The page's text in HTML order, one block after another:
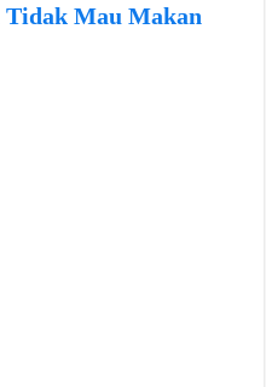
Tidak Mau Makan